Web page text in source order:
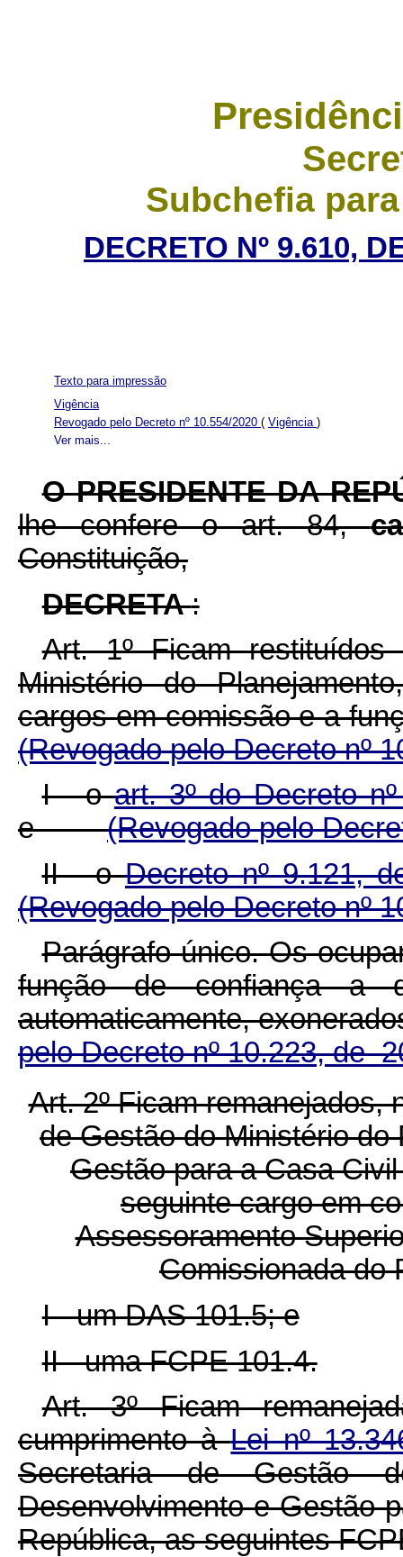
Subchefia
DECRETO Nº 9.610,
Ver mais...
Texto para impressão
Vigência
Revogado pelo Decreto nº 10.554/2020 ( Vigência )
O PRESIDENTE DA
lhe confere o art. 84,
Constituição,
DECRETA:
Art. 1ºFicam
Ministério do
cargos em comissão e a
(Revogado pelo Decreto nº
I - oart. 3º do Decreto
e(Revogado pelo
II - oDecreto nº 9.121,
(Revogado pelo Decreto nº
Parágrafo único. Os
função de confiança
automaticamente,
pelo Decreto nº 10.223, de
Art. 2º Ficam remanejados,
de Gestão do Ministério
Gestão para a Casa
seguinte cargo em
Assessoramento
Comissionada do
I - um DAS 101.5; e
II - uma FCPE 101.4.
Art. 3º Ficam
cumprimento àLei nº
Secretaria de Gestão
Desenvolvimento e Gestão
República, as seguintes